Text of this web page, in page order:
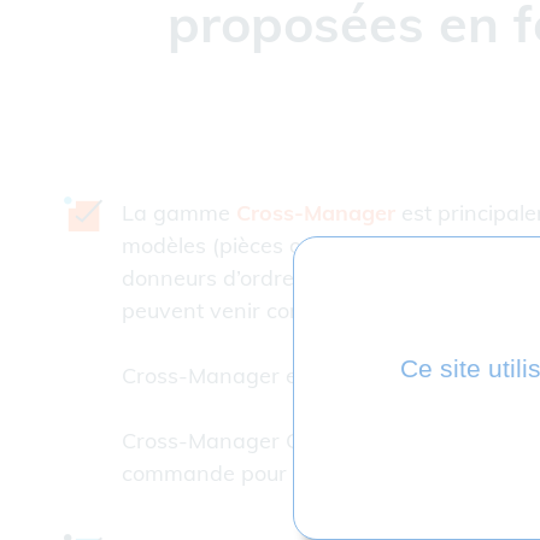
proposées en
La gamme
est
modèles (pièces ou assemblages) en
donneurs d’ordre, des partenaires ou
peuvent venir compléter la licence initiale
Cross-Manager est proposé en licence
Cross-Manager CLI répond aux besoins
commande pour récupérer des fichiers
Ce site